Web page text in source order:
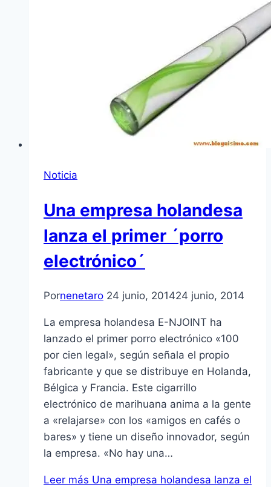
Noticia
Una empresa holandesa
lanza el primer ´porro
electrónico´
Pornenetaro 24 junio, 201424 junio, 2014
La empresa holandesa E-NJOINT ha
lanzado el primer porro electrónico «100
por cien legal», según señala el propio
fabricante y que se distribuye en Holanda,
Bélgica y Francia. Este cigarrillo
electrónico de marihuana anima a la gente
a «relajarse» con los «amigos en cafés o
bares» y tiene un diseño innovador, según
la empresa. «No hay una…
Leer más Una empresa holandesa lanza el